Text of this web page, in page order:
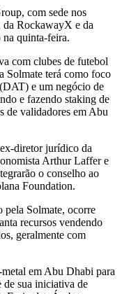
com sede nos
RockawayX e da
quinta-feira.
com clubes de futebol
Solmate terá como foco
e um negócio de
e fazendo staking de
de validadores em Abu
diretor jurídico da
Arthur Laffer e
o conselho ao
Foundation.
pela Solmate, ocorre
recursos vendendo
geralmente com
em Abu Dhabi para
de sua iniciativa de